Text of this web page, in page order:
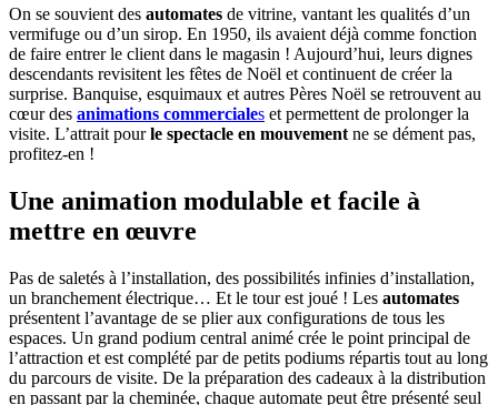
On se souvient des automates de vitrine, vantant les qualités d’un
vermifuge ou d’un sirop. En 1950, ils avaient déjà comme fonction
de faire entrer le client dans le magasin ! Aujourd’hui, leurs dignes
descendants revisitent les fêtes de Noël et continuent de créer la
surprise. Banquise, esquimaux et autres Pères Noël se retrouvent au
cœur des animations commerciales et permettent de prolonger la
visite. L’attrait pourle spectacle en mouvement ne se dément pas,
profitez-en !
Une animation modulable et facile à
mettre en œuvre
Pas de saletés à l’installation, des possibilités infinies d’installation,
un branchement électrique… Et le tour est joué ! Les automates
présentent l’avantage de se plier aux configurations de tous les
espaces. Un grand podium central animé crée le point principal de
l’attraction et est complété par de petits podiums répartis tout au long
du parcours de visite. De la préparation des cadeaux à la distribution
en passant par la cheminée, chaque automate peut être présenté seul